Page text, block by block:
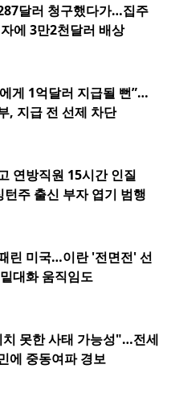
달러 청구했다가…집주
에 3만2천달러 배상
게 1억달러 지급될 뻔”…
, 지급 전 선제 차단
연방직원 15시간 인질
주 출신 부자 엽기 범행
린 미국…이란 '전면전' 선
대화 움직임도
못한 사태 가능성"…전세
에 중동여파 경보